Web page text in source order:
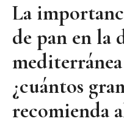
La
de pan en la
¿cuántos
recomienda